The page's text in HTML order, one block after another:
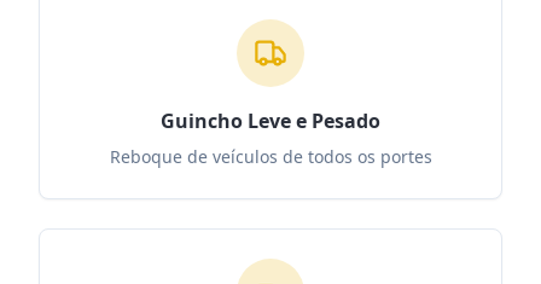
Guincho Leve e Pesado
Reboque de veículos de todos os portes